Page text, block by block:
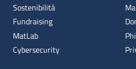
Sostenibilità
Fundraising
MatLab
Cybersecurity